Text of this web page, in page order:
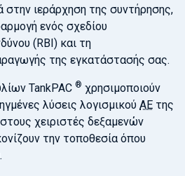
στην ιεράρχηση της συντήρησης,
ενός σχεδίου
(RBI) και τη
της εγκατάστασής σας.
TankPAC ® χρησιμοποιούν
λύσεις λογισμικού AE της
χειριστές δεξαμενών
την τοποθεσία όπου